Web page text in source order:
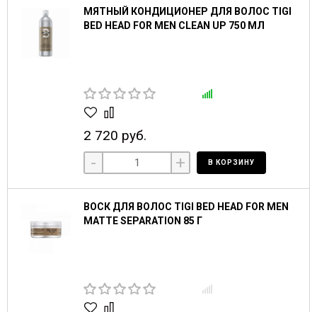
МЯТНЫЙ КОНДИЦИОНЕР ДЛЯ ВОЛОС TIGI
BED HEAD FOR MEN CLEAN UP 750 МЛ
2 720 руб.
- + В КОРЗИНУ
ВОСК ДЛЯ ВОЛОС TIGI BED HEAD FOR MEN
MATTE SEPARATION 85 Г